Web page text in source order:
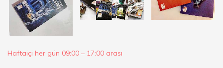
Haftaiçi her gün 09:00 – 17:00 arası